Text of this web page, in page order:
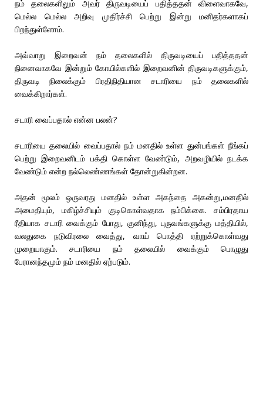
நம் தலைகளிலும் அவர் திருவடியைப் பதித்ததன் விளைவாகவே,
மெல்ல மெல்ல அறிவு முதிர்ச்சி பெற்று இன்று மனிதர்களாகப்
பிறந்துள்ளோம்.
அவ்வாறு இறைவன் நம் தலைகளில் திருவடியைப் பதித்ததன்
நினைவாகவே இன்றும் கோயில்களில் இறைவனின் திருவடிகளுக்கும்,
திருவடி நிலைக்கும் பிரதிநிதியான சடாரியை நம் தலைகளில்
வைக்கிறார்கள்.
சடாரி வைப்பதால் என்ன பலன்?
சடாரியை தலையில் வைப்பதால் நம் மனதில் உள்ள துன்பங்கள் நீங்கப்
பெற்று இறைவனிடம் பக்தி கொள்ள வேண்டும், அறவழியில் நடக்க
வேண்டும் என்ற நல்லெண்ணங்கள் தோன்றுகின்றன.
அதன் மூலம் ஒருவரது மனதில் உள்ள அகந்தை அகன்று,மனதில்
அமைதியும், மகிழ்ச்சியும் குடிகொள்வதாக நம்பிக்கை. சம்பிரதாய
ரீதியாக சடாரி வைக்கும் போது, குனிந்து, புருவங்களுக்கு மத்தியில்,
வலதுகை நடுவிரலை வைத்து, வாய் பொத்தி ஏற்றுக்கொள்வது
முறையாகும். சடாரியை நம் தலையில் வைக்கும் பொழுது
பேரானந்தமும் நம் மனதில் ஏற்படும்.